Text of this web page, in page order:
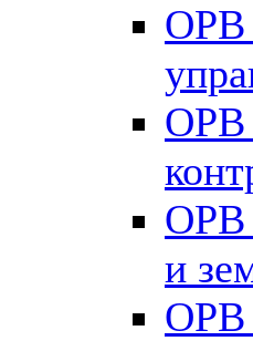
ОРВ
ОРВ
ОРВ
и
ОРВ